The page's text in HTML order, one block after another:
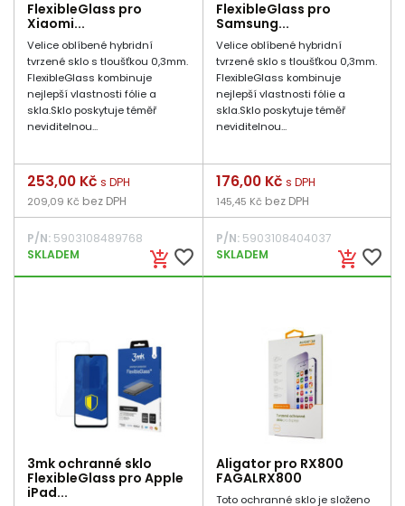
FlexibleGlass pro
Xiaomi...
Velice oblíbené hybridní
tvrzené sklo s tloušťkou 0,3mm.
FlexibleGlass kombinuje
nejlepší vlastnosti fólie a
skla.Sklo poskytuje téměř
neviditelnou...
add_shopping_cart favorite_border
Cena
253,00 Kč s DPH
209,09 Kč bez DPH
P/N: 5903108489768
SKLADEM
FlexibleGlass pro
Samsung...
Velice oblíbené hybridní
tvrzené sklo s tloušťkou 0,3mm.
FlexibleGlass kombinuje
nejlepší vlastnosti fólie a
skla.Sklo poskytuje téměř
neviditelnou...
add_shopping_cart favorite_border
Cena
176,00 Kč s DPH
145,45 Kč bez DPH
P/N:5903108404037
SKLADEM
3mk ochranné sklo
FlexibleGlass pro Apple
iPad...
Aligator pro RX800
FAGALRX800
Toto ochranné sklo je složeno